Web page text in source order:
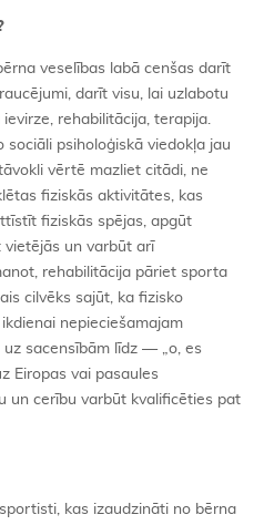
veselības labā cenšas darīt
darīt visu, lai uzlabotu
rehabilitācija, terapija.
sociāli psiholoģiskā viedokļa jau
vērtē mazliet citādi, ne
fiziskās aktivitātes, kas
fiziskās spējas, apgūt
un varbūt arī
rehabilitācija pāriet sporta
cilvēks sajūt, ka fizisko
nepieciešamajam
uz sacensībām līdz — „o, es
Eiropas vai pasaules
un cerību varbūt kvalificēties pat
kas izaudzināti no bērna